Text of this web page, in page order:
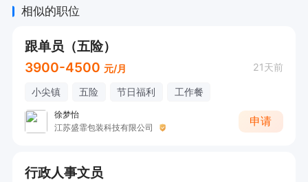
相似的职位
跟单员（五险）
3900-4500 元/月 21天前
小尖镇 五险 节日福利 工作餐
徐梦怡
江苏盛霏包装科技有限公司
申请
行政人事文员